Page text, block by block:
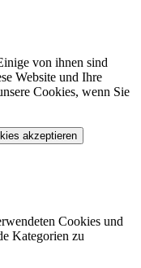
von ihnen sind
Website und Ihre
Cookies, wenn Sie
akzeptieren
Cookies und
Kategorien zu